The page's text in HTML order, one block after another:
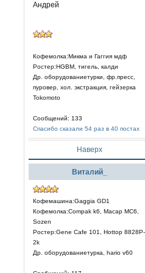
Андрей
Кофемолка:Микма и Гаггия мдф
Ростер:HGBM, тигель, калди
Др. оборудованиетурки, фр.пресс,
пуровер, хол. экстракция, гейзерка
Tokomoto
Сообщений: 133
Спасибо сказали 54 раз в 40 постах
Наверх
Виталий_
Кофемашина:Gaggia GD1
Кофемолка:Compak k6, Macap MC6,
Sozen
Ростер:Gene Cafe 101, Hottop 8828P-
2k
Др. оборудованиетурка, hario v60